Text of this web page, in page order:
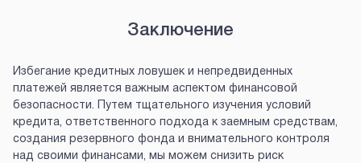
Заключение
Избегание кредитных ловушек и непредвиденных
платежей является важным аспектом финансовой
безопасности. Путем тщательного изучения условий
кредита, ответственного подхода к заемным средствам,
создания резервного фонда и внимательного контроля
над своими финансами, мы можем снизить риск